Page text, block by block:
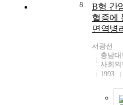
8
B형 간
혈증에
면역병
서광선
충남
사회
1993